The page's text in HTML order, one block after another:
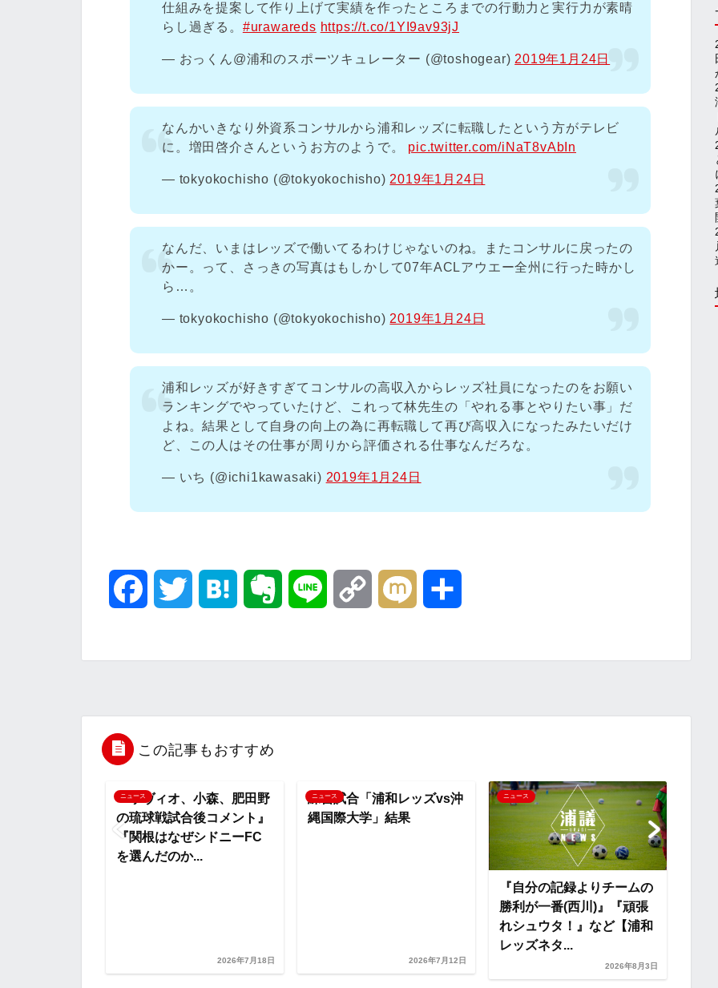
仕組みを提案して作り上げて実績を作ったところまでの行動力と実行力が素晴
らし過ぎる。 #urawareds https://t.co/1YI9av93jJ
— おっくん@浦和のスポーツキュレーター (@toshogear) 2019年1月24日
なんかいきなり外資系コンサルから浦和レッズに転職したという方がテレビ
に。増田啓介さんというお方のようで。 pic.twitter.com/iNaT8vAbIn
— tokyokochisho (@tokyokochisho) 2019年1月24日
なんだ、いまはレッズで働いてるわけじゃないのね。またコンサルに戻ったの
かー。って、さっきの写真はもしかして07年ACLアウエー全州に行った時かし
ら…。
— tokyokochisho (@tokyokochisho) 2019年1月24日
浦和レッズが好きすぎてコンサルの高収入からレッズ社員になったのをお願い
ランキングでやっていたけど、これって林先生の「やれる事とやりたい事」だ
よね。結果として自身の向上の為に再転職して再び高収入になったみたいだけ
ど、この人はその仕事が周りから評価される仕事なんだろな。
— いち (@ichi1kawasaki) 2019年1月24日
b
o
k
t
r
n
n
この記事もおすすめ
ニュース
練習試合「浦和レッズvs沖
縄国際大学」結果
2026年7月12日
ニュース
2026年8月3日
ニュース
『サヴィオ、小森、肥田野
の琉球戦試合後コメント』
『関根はなぜシドニーFC
を選んだのか...
2026年7月18日
練
縄